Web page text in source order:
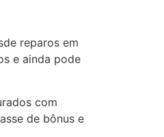
reparos em
e ainda pode
com
de bônus e